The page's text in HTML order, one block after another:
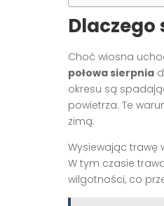
Choć wiosna
połowa sierpnia
okresu są
powietrza. Te
zimą.
Wysiewając trawę
W tym czasie
wilgotności, co